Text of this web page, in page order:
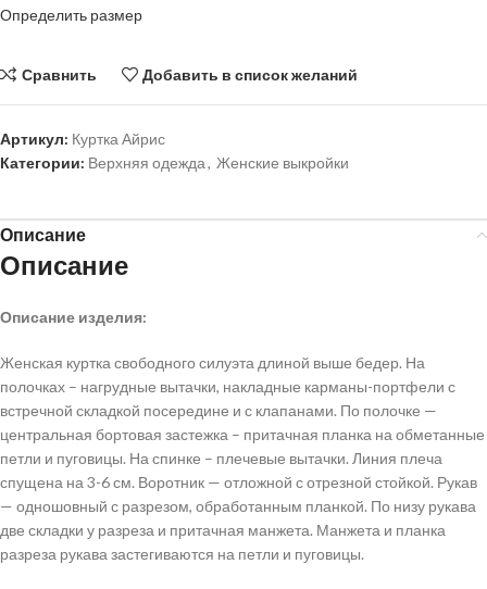
Определить размер
Сравнить Добавить в список желаний
Артикул: Куртка Айрис
Категории: Верхняя одежда, Женские выкройки
Описание
Описание
Описание изделия:
Женская куртка свободного силуэта длиной выше бедер. На
полочках – нагрудные вытачки, накладные карманы-портфели с
встречной складкой посередине и с клапанами. По полочке —
центральная бортовая застежка – притачная планка на обметанные
петли и пуговицы. На спинке – плечевые вытачки. Линия плеча
спущена на 3-6 см. Воротник — отложной с отрезной стойкой. Рукав
— одношовный с разрезом, обработанным планкой. По низу рукава
две складки у разреза и притачная манжета. Манжета и планка
разреза рукава застегиваются на петли и пуговицы.